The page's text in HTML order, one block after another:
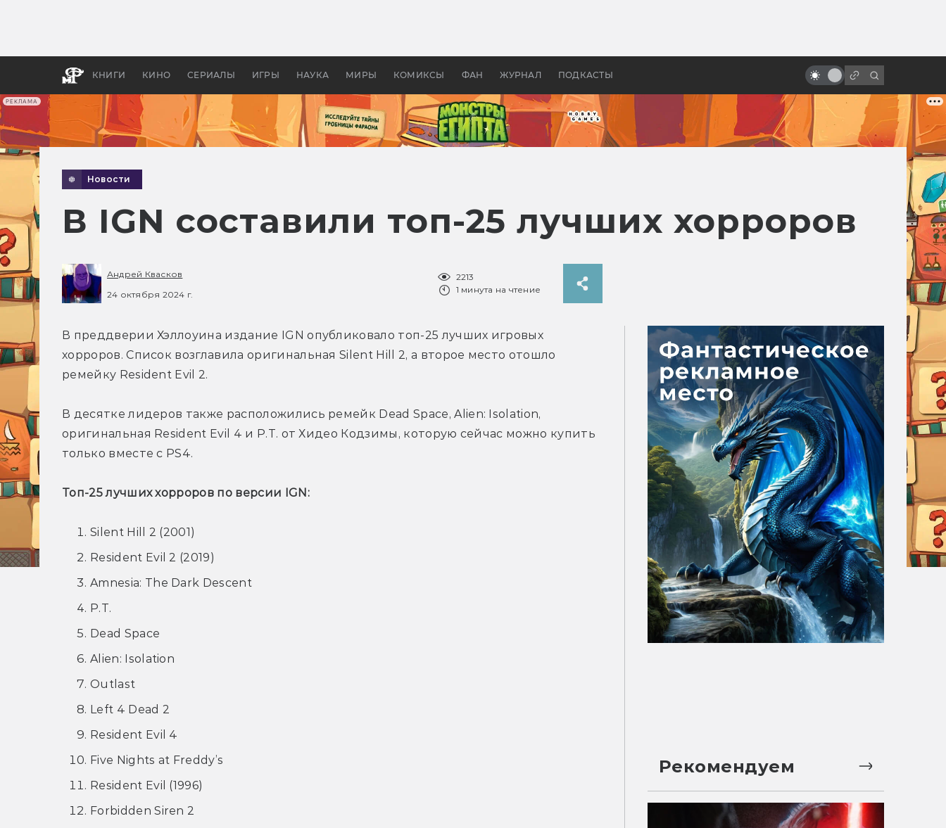
РЕКЛАМА
КНИГИ КИНО СЕРИАЛЫ ИГРЫ НАУКА МИРЫ КОМИКСЫ ФАН ЖУРНАЛ ПОДКАСТЫ
апокалипсис, в России —
бы «Властелина колец»
эпохи
Новости
В IGN составили топ-25 лучших хорроров
Андрей Квасков
24 октября 2024 г.
2213
1 минута на чтение
В преддверии Хэллоуина издание IGN опубликовало топ-25 лучших игровых
хорроров. Список возглавила оригинальная Silent Hill 2, а второе место отошло
ремейку Resident Evil 2.
В десятке лидеров также расположились ремейк Dead Space, Alien: Isolation,
оригинальная Resident Evil 4 и P.T. от Хидео Кодзимы, которую сейчас можно купить
только вместе с PS4.
Топ-25 лучших хорроров по версии IGN:
Silent Hill 2 (2001)
Resident Evil 2 (2019)
Amnesia: The Dark Descent
P.T.
Dead Space
Alien: Isolation
Outlast
Left 4 Dead 2
Resident Evil 4
Five Nights at Freddy’s
Resident Evil (1996)
Forbidden Siren 2
Рекомендуем